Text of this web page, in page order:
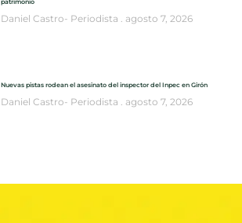
patrimonio
Daniel Castro- Periodista agosto 7, 2026
Nuevas pistas rodean el asesinato del inspector del Inpec en Girón
Daniel Castro- Periodista agosto 7, 2026